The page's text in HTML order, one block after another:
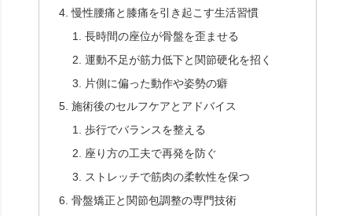
慢性腰痛と膝痛を引き起こす生活習慣
長時間の座位が骨盤を歪ませる
運動不足が筋力低下と関節硬化を招く
片側に偏った動作や姿勢の癖
施術後のセルフケアとアドバイス
歩行でバランスを整える
座り方の工夫で再発を防ぐ
ストレッチで筋肉の柔軟性を保つ
骨盤矯正と関節包調整の専門技術